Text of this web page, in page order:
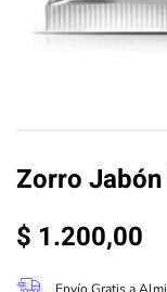
Zorro
$ 1.200,00